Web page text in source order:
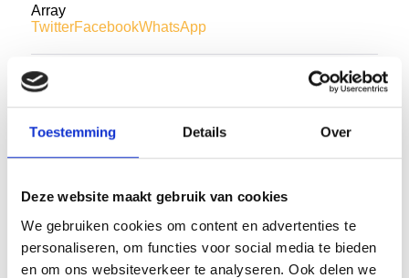
Toestemming Details Over
Deze website maakt gebruik van cookies
We gebruiken cookies om content en advertenties te
personaliseren, om functies voor social media te bieden
en om ons websiteverkeer te analyseren. Ook delen we
Array
TwitterFacebookWhatsApp
Even voorstellen. . . . . . !